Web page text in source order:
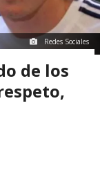
Redes Sociales
de los